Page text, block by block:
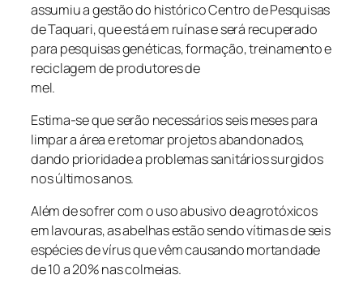
assumiu a gestão do histórico Centro de Pesquisas
de Taquari, que está em ruínas e será recuperado
para pesquisas genéticas, formação, treinamento e
reciclagem de produtores de
mel.
Estima-se que serão necessários seis meses para
limpar a área e retomar projetos abandonados,
dando prioridade a problemas sanitários surgidos
nos últimos anos.
Além de sofrer com o uso abusivo de agrotóxicos
em lavouras, as abelhas estão sendo vítimas de seis
espécies de vírus que vêm causando mortandade
de 10 a 20% nas colmeias.